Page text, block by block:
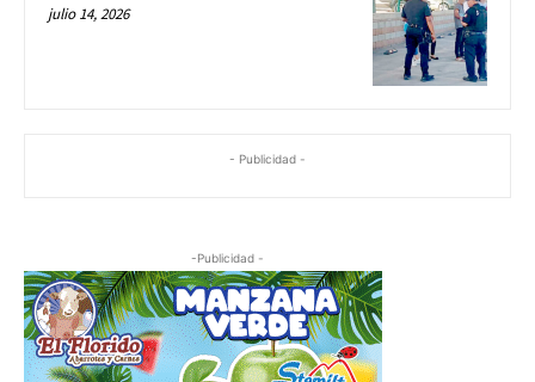
julio 14, 2026
- Publicidad -
-Publicidad -